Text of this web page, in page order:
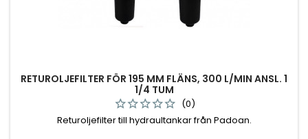
RETUROLJEFILTER FÖR 195 MM FLÄNS, 300 L/MIN ANSL. 1
1/4 TUM
(0)
Returoljefilter till hydraultankar från Padoan.